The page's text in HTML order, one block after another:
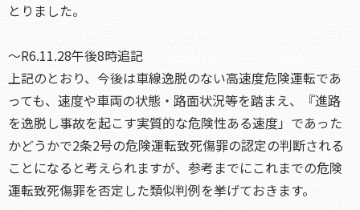
とりました。
～R6.11.28午後8時追記
上記のとおり、今後は車線逸脱のない高速度危険運転であ
っても、速度や車両の状態・路面状況等を踏まえ、『進路
を逸脱し事故を起こす実質的な危険性ある速度」であった
かどうかで2条2号の危険運転致死傷罪の認定の判断される
ことになると考えられますが、参考までにこれまでの危険
運転致死傷罪を否定した類似判例を挙げておきます。